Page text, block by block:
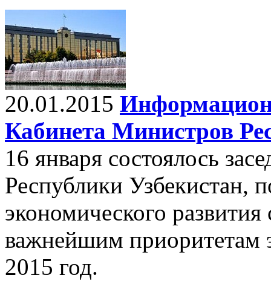
20.01.2015
Кабинета Министров
16 января состоялось
Республики Узбекистан,
экономического
важнейшим приоритетам
2015 год.